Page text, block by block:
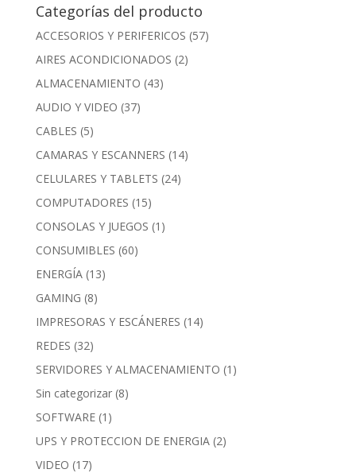
Categorías del producto
ACCESORIOS Y PERIFERICOS (57)
AIRES ACONDICIONADOS (2)
ALMACENAMIENTO (43)
AUDIO Y VIDEO (37)
CABLES (5)
CAMARAS Y ESCANNERS (14)
CELULARES Y TABLETS (24)
COMPUTADORES (15)
CONSOLAS Y JUEGOS (1)
CONSUMIBLES (60)
ENERGÍA (13)
GAMING (8)
IMPRESORAS Y ESCÁNERES (14)
REDES (32)
SERVIDORES Y ALMACENAMIENTO (1)
Sin categorizar (8)
SOFTWARE (1)
UPS Y PROTECCION DE ENERGIA (2)
VIDEO (17)